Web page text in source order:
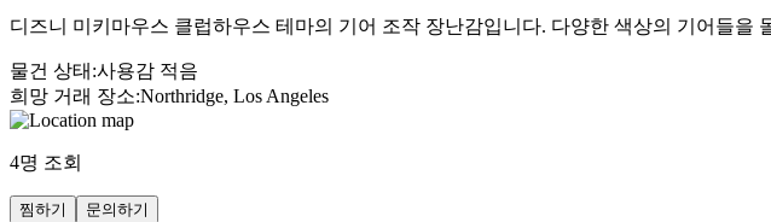
디즈니 미키마우스 클럽하우스 테마의 기어 조작 장난감입니다. 다양한 색상의 기어들
물건 상태 :사용감 적음
희망 거래 장소:Northridge, Los Angeles
4명 조회
찜하기 문의하기